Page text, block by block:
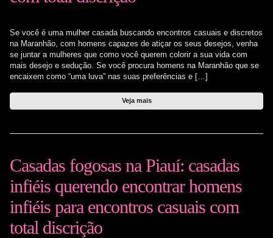
Se você é uma mulher casada buscando encontros casuais e discretos
na Maranhão, com homens capazes de atiçar os seus desejos, venha
se juntar a mulheres que como você querem colorir a sua vida com
mais desejo e sedução. Se você procura homens na Maranhão que se
encaixem como “uma luva” nas suas preferências e […]
Veja mais
Casadas fogosas na Piauí: casadas
infiéis querendo encontrar homens
infiéis para encontros casuais com
total discrição